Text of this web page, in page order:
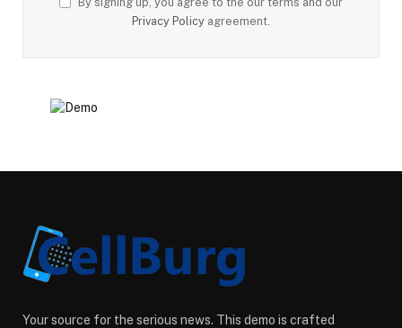
Privacy Policy agreement.
Your source for the serious news. This demo is crafted